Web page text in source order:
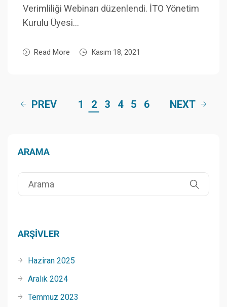
Verimliliği Webinarı düzenlendi. İTO Yönetim
Kurulu Üyesi…
Read More Kasım 18, 2021
PREV 1 2 3 4 5 6 NEXT
ARAMA
ARŞIVLER
Haziran 2025
Aralık 2024
Temmuz 2023